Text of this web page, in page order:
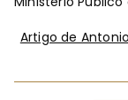
Artigo de